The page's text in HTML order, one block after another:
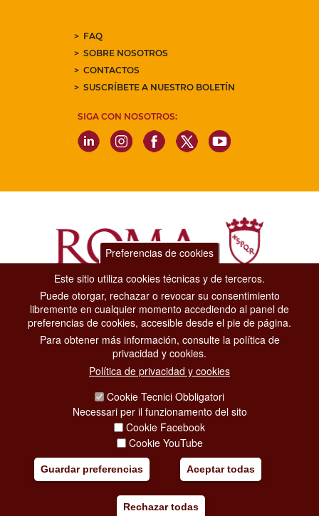
FAQ
SOBRE NOSOTROS
CONTACTOS
SUSCRÍBETE A NUESTRO BOLETÍN
SIGA CON NOSOTROS:
Dipartimento Grandi Eventi, Sport, Turismo e Moda.
Via di San Basilio, 51
00187 Roma
CONTACT CENTER TEL. 06 06 08
CONTATTA LA REDAZIONE
SOCIAL MEDIA POLICY
COPYRIGHT
Preferencias de cookies
Este sitio utiliza cookies técnicas y de terceros.
Puede otorgar, rechazar o revocar su consentimiento
libremente en cualquier momento accediendo al panel de
preferencias de cookies, accesible desde el pie de página.
Para obtener más información, consulte la política de
privacidad y cookies.
Política de privacidad y cookies
Cookie Tecnici Obbligatori
Necessari per il funzionamento del sito
Cookie Facebook
Cookie YouTube
Guardar preferencias Aceptar todas
Rechazar todas